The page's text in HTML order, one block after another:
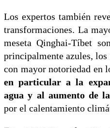
Los expertos también
transformaciones. La
meseta Qinghai-Tíbet
principalmente azules, los
con mayor notoriedad en
en particular a la
agua y al aumento de
por el calentamiento